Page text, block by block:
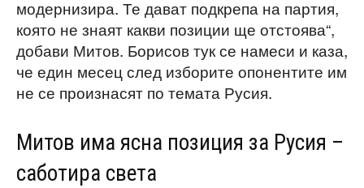
модернизира. Те дават подкрепа на партия,
която не знаят какви позиции ще отстоява“,
добави Митов. Борисов тук се намеси и каза,
че един месец след изборите опонентите им
не се произнасят по темата Русия.
Митов има ясна позиция за Русия –
саботира света